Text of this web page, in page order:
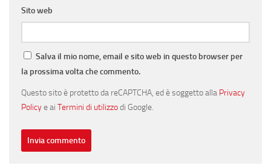
Sito web
Salva il mio nome, email e sito web in questo browser per
la prossima volta che commento.
Questo sito è protetto da reCAPTCHA, ed è soggetto alla Privacy
Policye ai Termini di utilizzodi Google.